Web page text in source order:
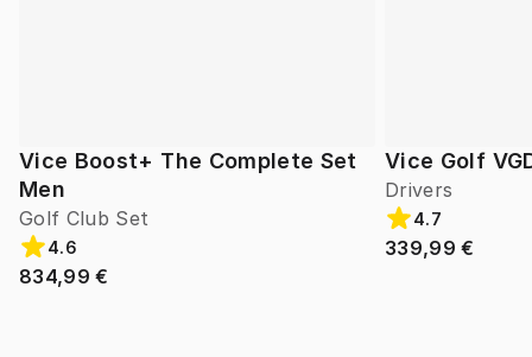
Vice Boost+ The Complete Set
Men
Golf Club Set
4.6
834,99 €
Vice Golf
Drivers
4.7
339,99 €